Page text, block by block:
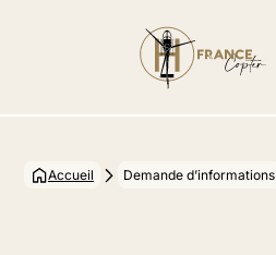
Accueil Demande d’informations